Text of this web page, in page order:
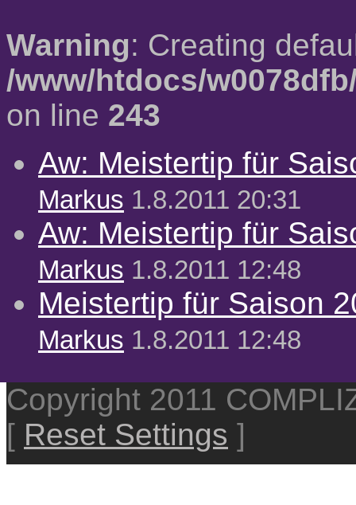
Warning: Creating
/www/htdocs/
on line 243
Aw: Meistertip für
Markus 1.8.2011 20:31
Aw: Meistertip für
Markus 1.8.2011 12:48
Meistertip für Saison
Markus 1.8.2011 12:48
Copyright 2011
[ Reset Settings ]